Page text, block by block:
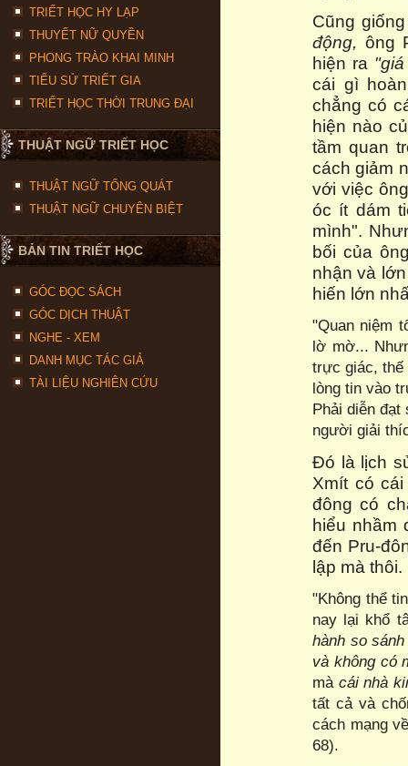
TRIẾT HỌC HY LẠP
THUYẾT NỮ QUYỀN
PHONG TRÀO KHAI MINH
TIỂU SỬ TRIẾT GIA
TRIẾT HỌC THỜI TRUNG ĐẠI
THUẬT NGỮ TRIẾT HỌC
THUẬT NGỮ TỔNG QUÁT
THUẬT NGỮ CHUYÊN BIỆT
BẢN TIN TRIẾT HỌC
GÓC ĐỌC SÁCH
GÓC DỊCH THUẬT
NGHE - XEM
DANH MỤC TÁC GIẢ
TÀI LIỆU NGHIÊN CỨU
Cũng
động, ông
hiện ra
cái gì
chẳng có
hiện nào
tầm quan
cách giảm
với việc
óc ít dám
mình".
bối của
nhận và
hiến lớn
"Quan niệm
lờ mờ...
trực giác, thế
lòng tin vào
Phải diễn
người giải
Đó là lịch
Xmít có
đông có
hiểu nhầm
đến Pru-
lập mà thôi.
"Không thể
nay lại khổ
hành so
và không có
mà cái nhà
tất cả và
cách mạng
68).